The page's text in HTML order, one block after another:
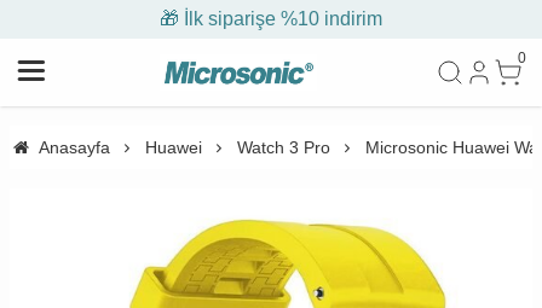
🎁 İlk siparişe %10 indirim
0
Anasayfa Huawei Watch 3 Pro Microsonic Huawei